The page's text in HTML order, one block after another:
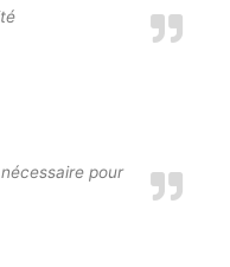
pour